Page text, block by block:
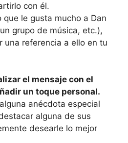
con él.
que le gusta mucho a Dan
grupo de música, etc.),
una referencia a ello en tu
el mensaje con el
un toque personal.
anécdota especial
alguna de sus
desearle lo mejor